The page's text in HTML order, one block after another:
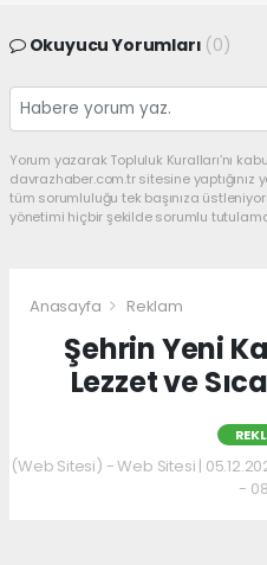
Okuyucu Yorumları (0)
Yorum yazarak Topluluk Kuralları’nı
davrazhaber.com.tr sitesine
tüm sorumluluğu tek başınıza
yönetimi hiçbir şekilde sorumlu
Anasayfa Reklam
Şehrin Yeni
Lezzet ve
(Web Sitesi) - Web Sitesi |
-